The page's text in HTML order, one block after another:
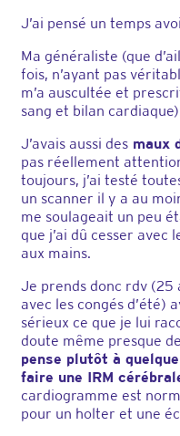
J’ai pensé un temps
Ma généraliste (que
fois, n’ayant pas
m’a auscultée et
sang et bilan
J’avais aussi des maux
pas réellement
toujours, j’ai testé
un scanner il y a au
me soulageait un peu
que j’ai dû cesser avec
aux mains.
Je prends donc rdv (25
avec les congés d’été)
sérieux ce que je lui
doute même presque
pense plutôt à
faire une IRM
cardiogramme est
pour un holter et une